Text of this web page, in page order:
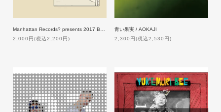
2,000円(税込2,200円)
青い果実 / AOKAJI
2,300円(税込2,530円)